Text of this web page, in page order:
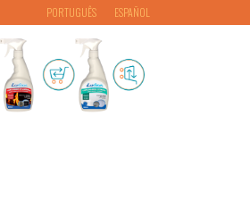
PORTUGUÊS ESPAÑOL